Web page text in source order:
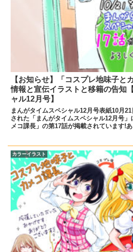
【お知らせ】「コスプレ地味子と
情報と宣伝イラストと移籍の告知
ャル12月号】
まんがタイムスペシャル12月号表紙10月
された「まんがタイムスペシャル12月号
メコ課長」の第17話が掲載されています!
カラーイラスト